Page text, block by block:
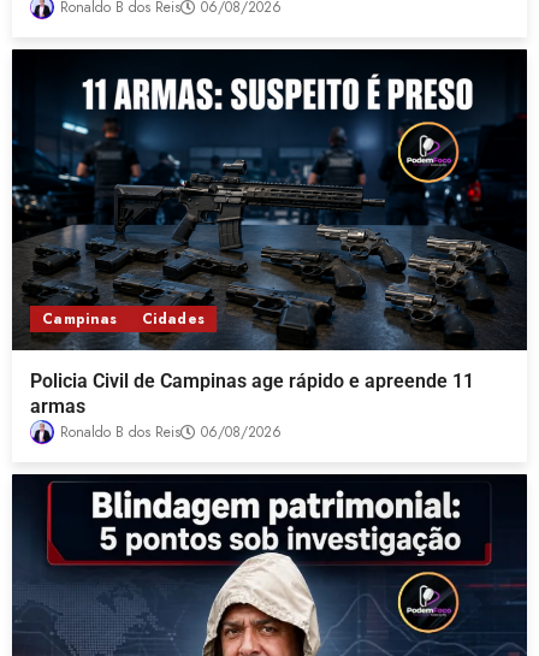
Ronaldo B dos Reis 06/08/2026
Campinas Cidades
Policia Civil de Campinas age rápido e apreende 11
armas
Ronaldo B dos Reis 06/08/2026